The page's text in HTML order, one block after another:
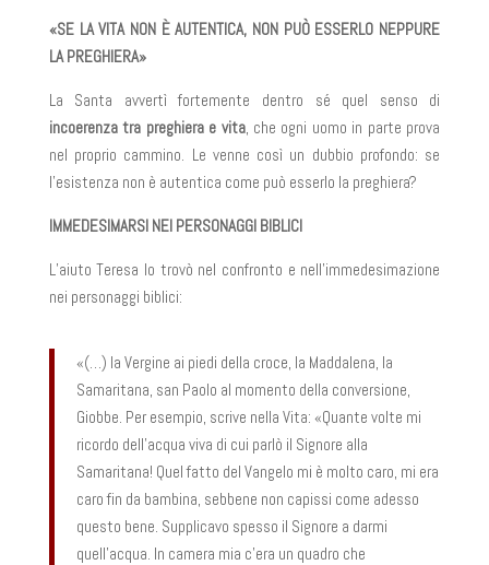
«SE LA VITA NON È AUTENTICA, NON PUÒ ESSERLO NEPPURE
LA PREGHIERA»
La Santa avvertì fortemente dentro sé quel senso di
incoerenza tra preghiera e vita, che ogni uomo in parte prova
nel proprio cammino. Le venne così un dubbio profondo: se
l’esistenza non è autentica come può esserlo la preghiera?
IMMEDESIMARSI NEI PERSONAGGI BIBLICI
L’aiuto Teresa lo trovò nel confronto e nell’immedesimazione
nei personaggi biblici:
«(…) la Vergine ai piedi della croce, la Maddalena, la
Samaritana, san Paolo al momento della conversione,
Giobbe. Per esempio, scrive nella Vita: «Quante volte mi
ricordo dell’acqua viva di cui parlò il Signore alla
Samaritana! Quel fatto del Vangelo mi è molto caro, mi era
caro fin da bambina, sebbene non capissi come adesso
questo bene. Supplicavo spesso il Signore a darmi
quell’acqua. In camera mia c’era un quadro che